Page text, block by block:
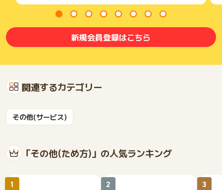
新規会員登録はこちら
関連するカテゴリー
その他(サービス)
「その他(ため方)」の人気ランキング
1 2 3